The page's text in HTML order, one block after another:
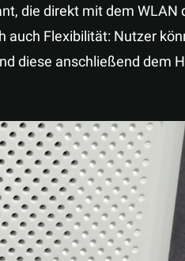
die direkt mit dem WLAN
Flexibilität: Nutzer
diese anschließend dem